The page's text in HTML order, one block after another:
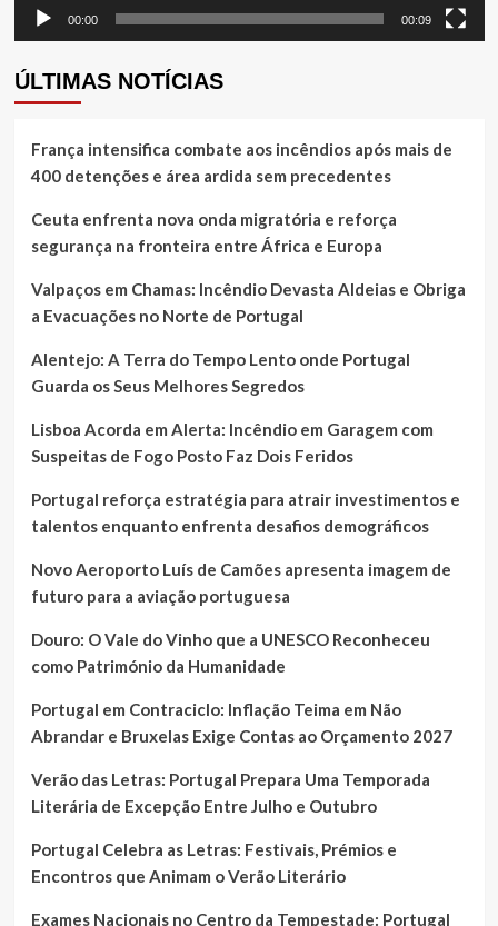
00:00 00:09
ÚLTIMAS NOTÍCIAS
França intensifica combate aos incêndios após mais de
400 detenções e área ardida sem precedentes
Ceuta enfrenta nova onda migratória e reforça
segurança na fronteira entre África e Europa
Valpaços em Chamas: Incêndio Devasta Aldeias e Obriga
a Evacuações no Norte de Portugal
Alentejo: A Terra do Tempo Lento onde Portugal
Guarda os Seus Melhores Segredos
Lisboa Acorda em Alerta: Incêndio em Garagem com
Suspeitas de Fogo Posto Faz Dois Feridos
Portugal reforça estratégia para atrair investimentos e
talentos enquanto enfrenta desafios demográficos
Novo Aeroporto Luís de Camões apresenta imagem de
futuro para a aviação portuguesa
Douro: O Vale do Vinho que a UNESCO Reconheceu
como Património da Humanidade
Portugal em Contraciclo: Inflação Teima em Não
Abrandar e Bruxelas Exige Contas ao Orçamento 2027
Verão das Letras: Portugal Prepara Uma Temporada
Literária de Excepção Entre Julho e Outubro
Portugal Celebra as Letras: Festivais, Prémios e
Encontros que Animam o Verão Literário
Exames Nacionais no Centro da Tempestade: Portugal